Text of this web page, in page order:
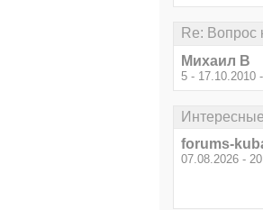
Re: Вопрос
Михаил В
5 - 17.10.2010
forums-
07.08.2026 -